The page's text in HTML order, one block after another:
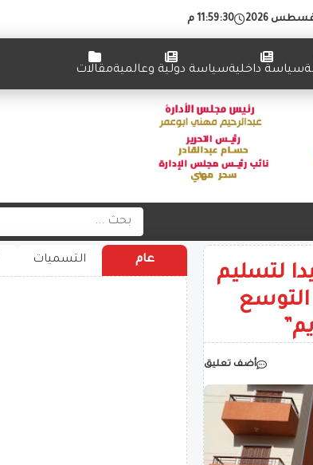
11:59:31 م
سياسة داخليةسياسة دولية وعالميةمقالات
لتسليم
التوسع
أضف تعليق
عام التسميات